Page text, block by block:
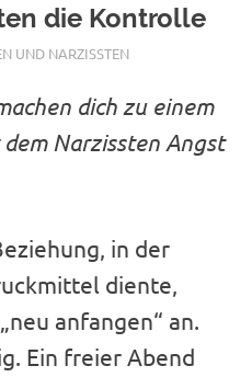
die Kontrolle
UND NARZISSTEN
dich zu einem
Narzissten Angst
in der
diente,
anfangen“ an.
Ein freier Abend